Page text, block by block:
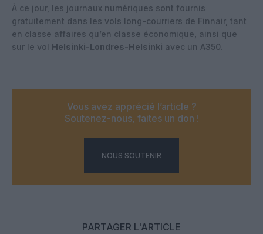
À ce jour, les journaux numériques sont fournis
gratuitement dans les vols long-courriers de Finnair, tant
en classe affaires qu’en classe économique, ainsi que
sur le vol Helsinki-Londres-Helsinki avec un A350.
Vous avez apprécié l’article ?
Soutenez-nous, faites un don !
NOUS SOUTENIR
PARTAGER L'ARTICLE